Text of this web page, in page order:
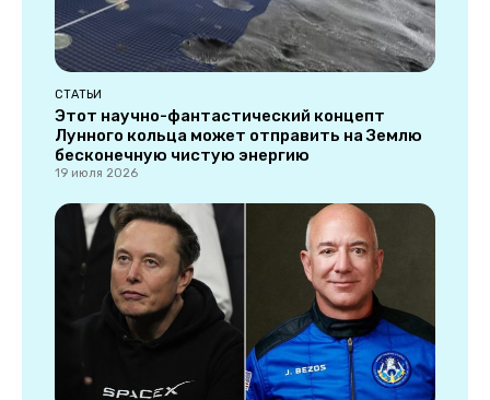
СТАТЬИ
Этот научно-фантастический концепт
Лунного кольца может отправить на Землю
бесконечную чистую энергию
19 июля 2026